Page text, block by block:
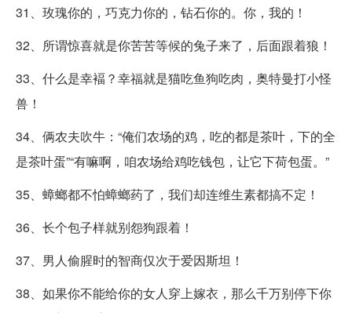
31、玫瑰你的，巧克力你的，钻石你的。你，我的！
32、所谓惊喜就是你苦苦等候的兔子来了，后面跟着狼！
33、什么是幸褔？幸福就是猫吃鱼狗吃肉，奥特曼打小怪
兽！
34、俩农夫吹牛：“俺们农场的鸡，吃的都是茶叶，下的全
是茶叶蛋”“有嘛啊，咱农场给鸡吃钱包，让它下荷包蛋。”
35、蟑螂都不怕蟑螂药了，我们却连维生素都搞不定！
36、长个包子样就别怨狗跟着！
37、男人偷腥时的智商仅次于爱因斯坦！
38、如果你不能给你的女人穿上嫁衣，那么千万别停下你